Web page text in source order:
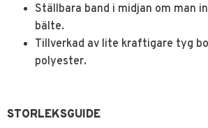
Ställbara band i midjan om man
bälte.
Tillverkad av lite kraftigare tyg
polyester.
STORLEKSGUIDE